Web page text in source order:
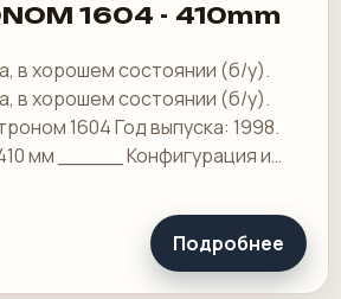
1604 - 410mm
в хорошем состоянии (б/у).
в хорошем состоянии (б/у).
1604 Год выпуска: 1998.
мм _____ Конфигурация и
Подробнее